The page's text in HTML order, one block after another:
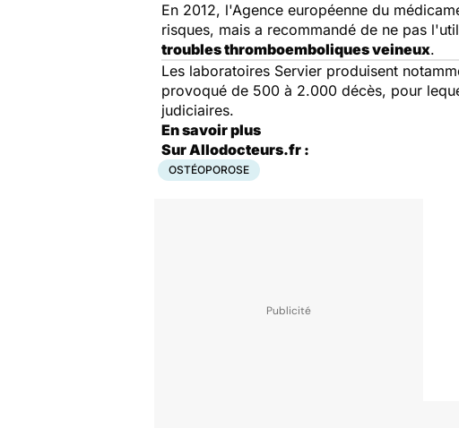
En 2012, l'Agence européenne du
risques, mais a recommandé de ne pas
troubles thromboemboliques veineux.
Les laboratoires Servier produisent
provoqué de 500 à 2.000 décès, pour
judiciaires.
En savoir plus
Sur Allodocteurs.fr :
OSTÉOPOROSE